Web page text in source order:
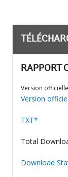
RAPPORT
Version
Version
TXT*
Total
Download